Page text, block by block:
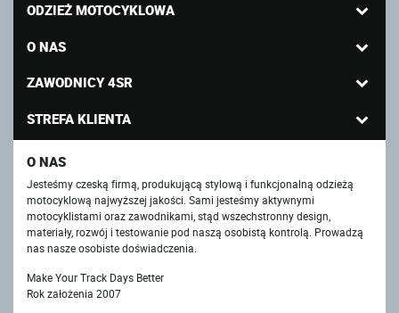
ODZIEŻ MOTOCYKLOWA
O NAS
ZAWODNICY 4SR
STREFA KLIENTA
O NAS
Jesteśmy czeską firmą, produkującą stylową i funkcjonalną odzieżą
motocyklową najwyższej jakości. Sami jesteśmy aktywnymi
motocyklistami oraz zawodnikami, stąd wszechstronny design,
materiały, rozwój i testowanie pod naszą osobistą kontrolą. Prowadzą
nas nasze osobiste doświadczenia.
Make Your Track Days Better
Rok założenia 2007